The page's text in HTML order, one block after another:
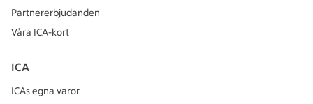
Partnererbjudanden
Våra ICA-kort
ICA
ICAs egna varor